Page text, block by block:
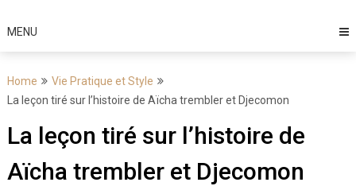
MENU
Home
Vie Pratique et Style
La leçon tiré sur l’histoire de Aïcha trembler et Djecomon
La leçon tiré sur l’histoire de
Aïcha trembler et Djecomon